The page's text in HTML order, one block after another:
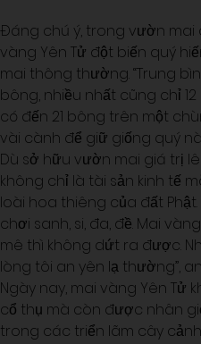
Đáng chú ý, trong vườn
vàng Yên Tử đột biến quý
mai thông thường. “Trung
bông, nhiều nhất cũng chỉ
có đến 21 bông trên một
vài cành để giữ giống quý
Dù sở hữu vườn mai giá trị
không chỉ là tài sản kinh tế
loài hoa thiêng của đất Phật.
chơi sanh, si, đa, đề. Mai
mê thì không dứt ra được.
lòng tôi an yên lạ thường”,
Ngày nay, mai vàng Yên
cổ thụ mà còn được nhân
trong các triển lãm cây